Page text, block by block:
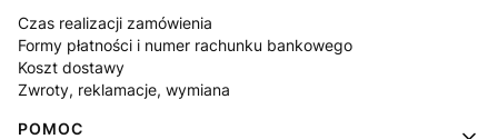
Czas realizacji zamówienia
Formy płatności i numer rachunku bankowego
Koszt dostawy
Zwroty, reklamacje, wymiana
POMOC